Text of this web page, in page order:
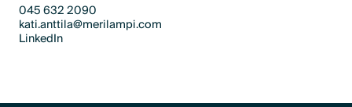
045 632 2090
Text Link
kati.anttila@merilampi.com
Text Link
LinkedIn